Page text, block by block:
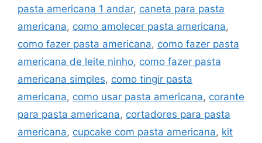
pasta americana 1 andar, caneta para pasta
americana, como amolecer pasta americana,
como fazer pasta americana, como fazer pasta
americana de leite ninho, como fazer pasta
americana simples, como tingir pasta
americana, como usar pasta americana, corante
para pasta americana, cortadores para pasta
americana, cupcake com pasta americana, kit